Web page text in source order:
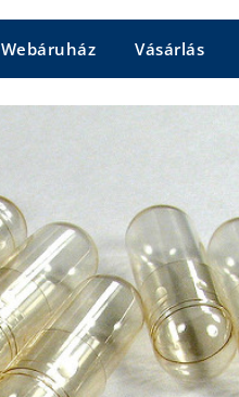
Webáruház Vásárlás